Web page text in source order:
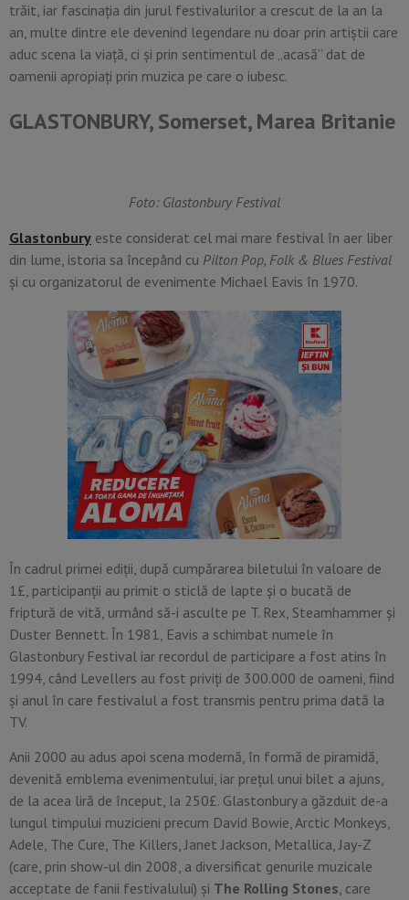
trăit, iar fascinația din jurul festivalurilor a crescut de la an la
an, multe dintre ele devenind legendare nu doar prin artiștii care
aduc scena la viață, ci și prin sentimentul de „acasă” dat de
oamenii apropiați prin muzica pe care o iubesc.
GLASTONBURY, Somerset, Marea Britanie
Foto: Glastonbury Festival
Glastonbury este considerat cel mai mare festival în aer liber
din lume, istoria sa începând cu Pilton Pop, Folk & Blues Festival
și cu organizatorul de evenimente Michael Eavis în 1970.
În cadrul primei ediții, după cumpărarea biletului în valoare de
1£, participanții au primit o sticlă de lapte și o bucată de
friptură de vită, urmând să-i asculte pe T. Rex, Steamhammer și
Duster Bennett. În 1981, Eavis a schimbat numele în
Glastonbury Festival iar recordul de participare a fost atins în
1994, când Levellers au fost priviți de 300.000 de oameni, fiind
și anul în care festivalul a fost transmis pentru prima dată la
TV.
Anii 2000 au adus apoi scena modernă, în formă de piramidă,
devenită emblema evenimentului, iar prețul unui bilet a ajuns,
de la acea liră de început, la 250£. Glastonbury a găzduit de-a
lungul timpului muzicieni precum David Bowie, Arctic Monkeys,
Adele, The Cure, The Killers, Janet Jackson, Metallica, Jay-Z
(care, prin show-ul din 2008, a diversificat genurile muzicale
acceptate de fanii festivalului) și The Rolling Stones, care